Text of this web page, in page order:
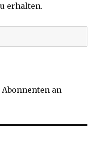
erhalten.
an